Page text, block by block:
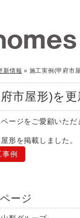
新情報 » 施工実例(甲府市
市屋形)を更
ージをご愛顧いただ
形を掲載しました。
事例
ージ